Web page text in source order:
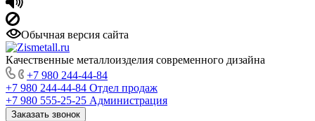
Обычная версия сайта
Качественные металлоизделия современного дизайна
+7 980 244-44-84
+7 980 244-44-84 Отдел продаж
+7 980 555-25-25 Администрация
Заказать звонок